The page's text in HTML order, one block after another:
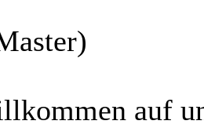
auf